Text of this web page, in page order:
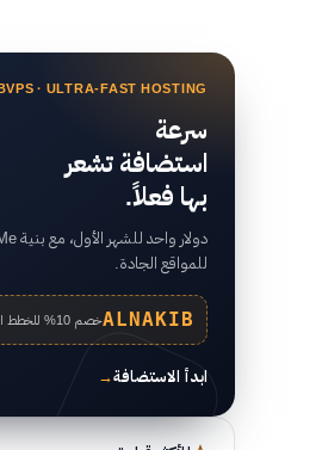
· ULTRA-FAST HOSTING
سرعة
استضافة تشعر
بها فعلاً.
للمواقع الجادة.
ALNAKIBخصم 10% للخطط السنوية
ابدأ الاستضافة→